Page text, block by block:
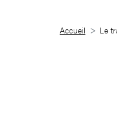
Le travail en
Accueil Le